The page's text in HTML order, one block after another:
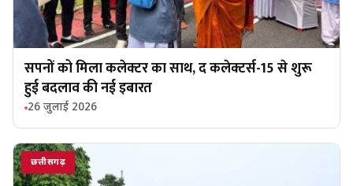
सपनों को मिला कलेक्टर का साथ, द कलेक्टर्स-15 से शुरू
हुई बदलाव की नई इबारत
26 जुलाई 2026
छत्तीसगढ़